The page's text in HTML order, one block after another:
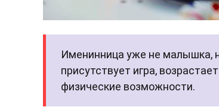
Именинница уже не малышка,
присутствует игра,
физические возможности.